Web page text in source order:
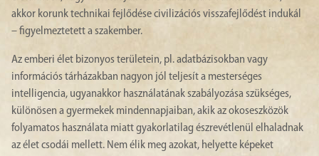
akkor korunk technikai fejlődése civilizációs visszafejlődést indukál
– figyelmeztetett a szakember.
Az emberi élet bizonyos területein, pl. adatbázisokban vagy
információs tárházakban nagyon jól teljesít a mesterséges
intelligencia, ugyanakkor használatának szabályozása szükséges,
különösen a gyermekek mindennapjaiban, akik az okoseszközök
folyamatos használata miatt gyakorlatilag észrevétlenül elhaladnak
az élet csodái mellett. Nem élik meg azokat, helyette képeket